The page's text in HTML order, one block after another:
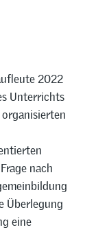
2022
Unterrichts
nach
Überlegung
eine